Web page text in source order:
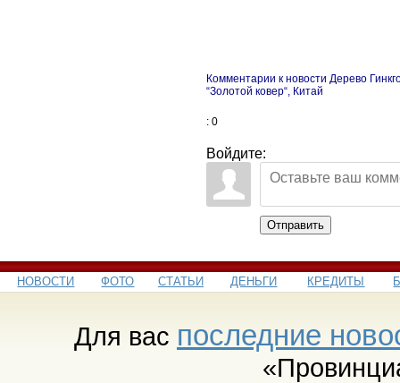
Комментарии к новости Дерево
“Золотой ковер“, Китай
: 0
Войдите:
Отправить
НОВОСТИ ФОТО СТАТЬИ ДЕНЬГИ КРЕДИТЫ
Для вас последние